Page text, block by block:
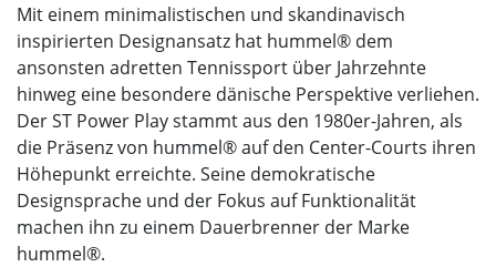
Mit einem minimalistischen und skandinavisch
inspirierten Designansatz hat hummel® dem
ansonsten adretten Tennissport über Jahrzehnte
hinweg eine besondere dänische Perspektive verliehen.
Der ST Power Play stammt aus den 1980er-Jahren, als
die Präsenz von hummel® auf den Center-Courts ihren
Höhepunkt erreichte. Seine demokratische
Designsprache und der Fokus auf Funktionalität
machen ihn zu einem Dauerbrenner der Marke
hummel®.